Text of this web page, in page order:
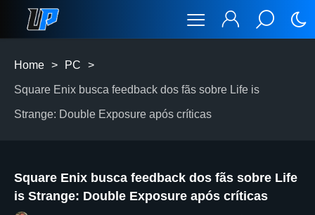
Home > PC >
Square Enix busca feedback dos fãs sobre Life is
Strange: Double Exposure após críticas
Square Enix busca feedback dos fãs sobre Life
is Strange: Double Exposure após críticas